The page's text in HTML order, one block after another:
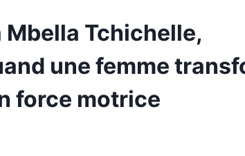
Tchichelle,
une femme
force motrice